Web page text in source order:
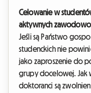
Celowanie w
aktywnych zawodowo
Jeśli są Państwo
studenckich nie
jako zaproszenie do
grupy docelowej. Jak
doktoranci są